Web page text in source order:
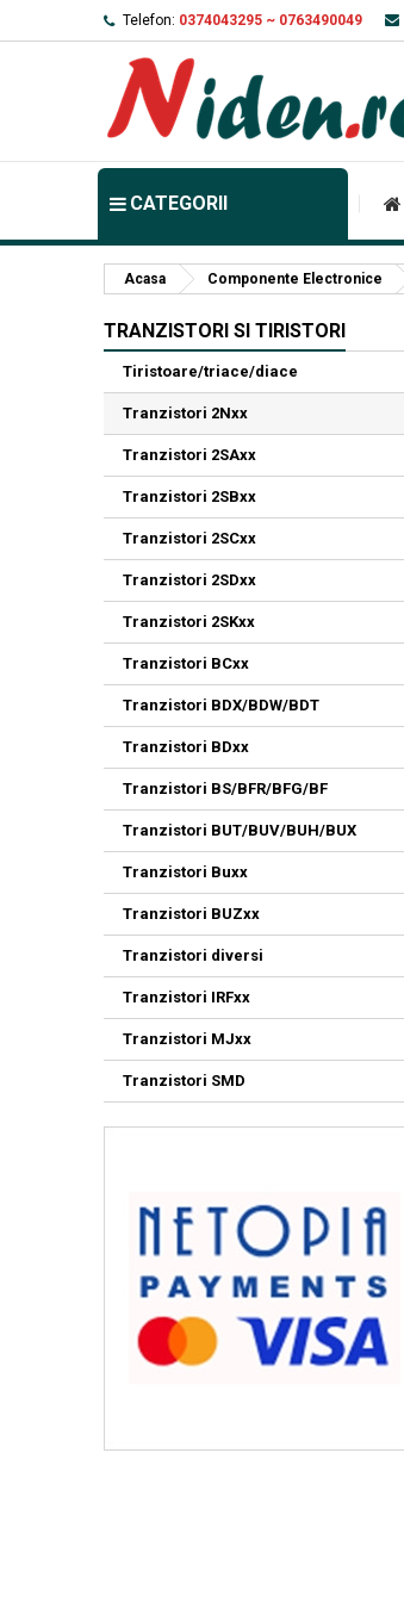
Telefon: 0374043295 ~ 0763490049
CATEGORII
Acasa Componente Electronice
TRANZISTORI SI TIRISTORI
Tiristoare/triace/diace
Tranzistori 2Nxx
Tranzistori 2SAxx
Tranzistori 2SBxx
Tranzistori 2SCxx
Tranzistori 2SDxx
Tranzistori 2SKxx
Tranzistori BCxx
Tranzistori BDX/BDW/BDT
Tranzistori BDxx
Tranzistori BS/BFR/BFG/BF
Tranzistori BUT/BUV/BUH/BUX
Tranzistori Buxx
Tranzistori BUZxx
Tranzistori diversi
Tranzistori IRFxx
Tranzistori MJxx
Tranzistori SMD